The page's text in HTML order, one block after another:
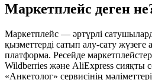
Маркетплейс деген
Маркетплейс — әртүрлі
қызметтерді сатып алу-сату
платформа. Ресейде
Wildberries және AliExpress сияқты
«Анкетолог» сервисінің